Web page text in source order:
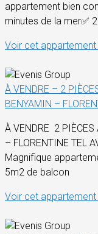
appartement bien
minutes de la mer✅
Voir cet appartement
À VENDRE – 2
BENYAMIN –
À VENDRE 2 PIÈCES
– FLORENTINE TEL
Magnifique
5m2 de balcon
Voir cet appartement